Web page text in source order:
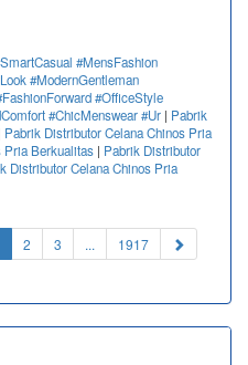
#MensFashion
#ModernGentleman
#OfficeStyle
#ChicMenswear #Ur | Pabrik
Pabrik Distributor Celana Chinos Pria
Pria Berkualitas | Pabrik Distributor
Distributor Celana Chinos Pria
(current)
2 3 ... 1917